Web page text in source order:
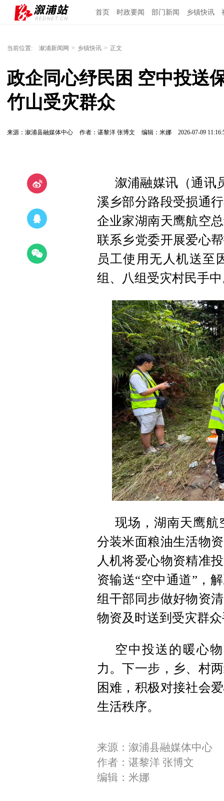
首页 时政要闻 部门新闻 乡镇快讯
当前位置: 溆浦新闻网 > 乡镇快讯 > 正文
政企同心纾民困 空中投
竹山受灾群众
来源：溆浦县融媒体中心 作者：谌黎洋 张博文 编辑：米娜 2026-07-09
溆浦融媒讯（通讯
溪乡部分路段受损通
企业家湖南天鹰航空
联系乡党委开展爱心
员工使用无人机送至
组、八组受灾村民手
现场，湖南天鹰航
分装米面粮油生活物
人机将爱心物资精准
资输送“空中通道”，
组干部同步做好物资
物资及时送到受灾群
空中投送的暖心
力。下一步，乡、村
困难，积极对接社会
生活秩序。
来源：溆浦县融媒体中心
作者：谌黎洋 张博文
编辑：米娜